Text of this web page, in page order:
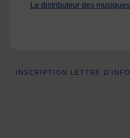
Le distributeur des
INSCRIPTION LETTRE D’INFO